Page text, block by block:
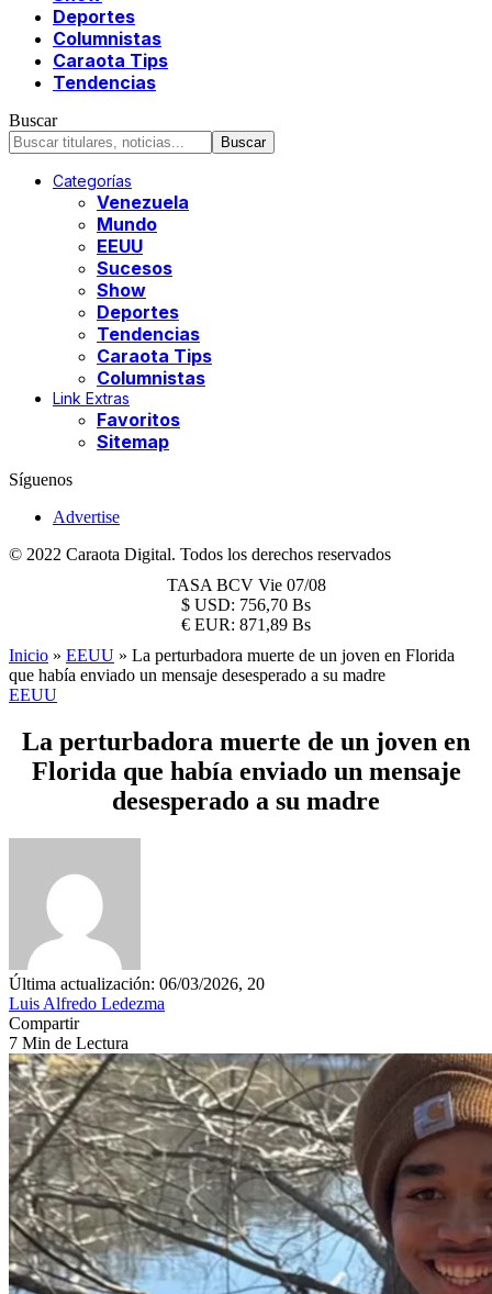
Deportes
Columnistas
Caraota Tips
Tendencias
Buscar
Categorías
Venezuela
Mundo
EEUU
Sucesos
Show
Deportes
Tendencias
Caraota Tips
Columnistas
Link Extras
Favoritos
Sitemap
Síguenos
Advertise
© 2022 Caraota Digital. Todos los derechos reservados
TASA BCV Vie 07/08
$ USD: 756,70 Bs
€ EUR: 871,89 Bs
Inicio » EEUU » La perturbadora muerte de un joven en Florida
que había enviado un mensaje desesperado a su madre
EEUU
La perturbadora muerte de un joven en
Florida que había enviado un mensaje
desesperado a su madre
Última actualización: 06/03/2026, 20
Luis Alfredo Ledezma
Compartir
7 Min de Lectura